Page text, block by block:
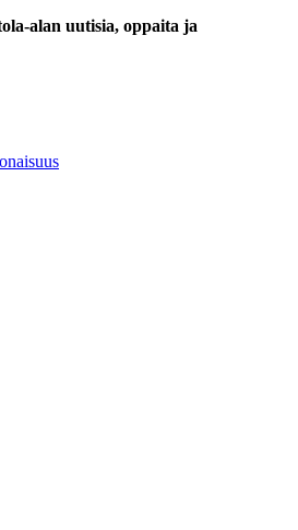
alan uutisia, oppaita ja